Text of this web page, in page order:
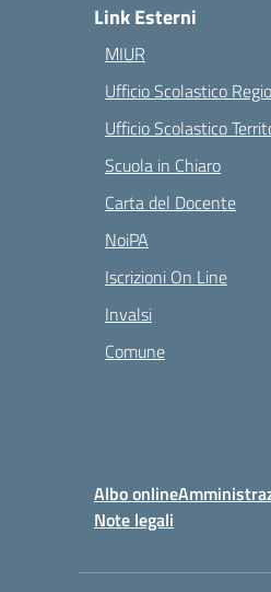
Link Esterni
MIUR
Ufficio Scolastico
Ufficio Scolastico
Scuola in Chiaro
Carta del Docente
NoiPA
Iscrizioni On Line
Invalsi
Comune
Albo online
Note legali